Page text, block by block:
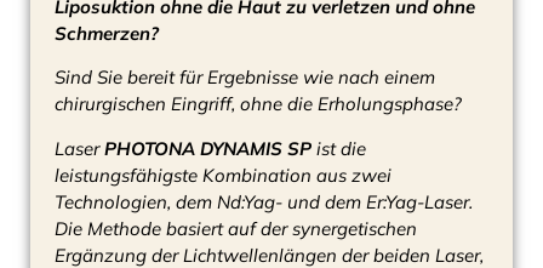
Liposuktion ohne die Haut zu verletzen und ohne
Schmerzen?
Sind Sie bereit für Ergebnisse wie nach einem
chirurgischen Eingriff, ohne die Erholungsphase?
LaserPHOTONA DYNAMIS SP ist die
leistungsfähigste Kombination aus zwei
Technologien, dem Nd:Yag- und dem Er:Yag-Laser.
Die Methode basiert auf der synergetischen
Ergänzung der Lichtwellenlängen der beiden Laser,